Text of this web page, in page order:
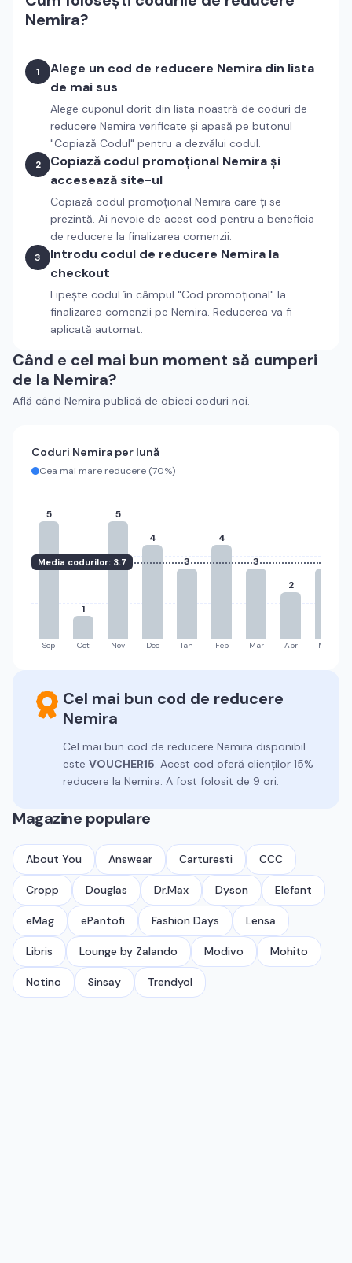
Nemira?
1 Alege un cod de reducere Nemira din lista
de mai sus
Alege cuponul dorit din lista noastră de coduri de
reducere Nemira verificate și apasă pe butonul
"Copiază Codul" pentru a dezvălui codul.
2 Copiază codul promoțional Nemirași
accesează site-ul
Copiază codul promoțional Nemira care ți se
prezintă. Ai nevoie de acest cod pentru a beneficia
de reducere la finalizarea comenzii.
3 Introdu codul de reducere Nemira la
checkout
Lipește codul în câmpul "Cod promoțional" la
finalizarea comenzii pe Nemira. Reducerea va fi
aplicată automat.
Când e cel mai bun moment să cumperi
de la Nemira?
Află când Nemira publică de obicei coduri noi.
Coduri Nemira per lună
Cea mai mare reducere (70%)
Media codurilor: 3.7
5
Sep
1
Oct
5
Nov
4
Dec
3
Ian
4
Feb
3
Mar
2
Apr Mai
Cel mai bun cod de reducere
Nemira
Cel mai bun cod de reducere Nemira disponibil
este VOUCHER15. Acest cod oferă clienților 15%
reducere la Nemira. A fost folosit de 9 ori.
Magazine populare
About You Answear Carturesti CCC
Cropp Douglas Dr.Max Dyson Elefant
eMag ePantofi Fashion Days Lensa
Libris Lounge by Zalando Modivo Mohito
Notino Sinsay Trendyol